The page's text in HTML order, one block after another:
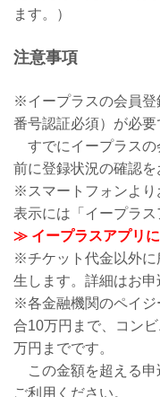
ます。）
注意事項
※イープラスの会員登
番号認証必須）が必要
すでにイープラスの
前に登録状況の確認を
※スマートフォンより
表示には「イープラス
≫ イープラスアプリに
※チケット代金以外に
生します。詳細はお申
※各金融機関のペイジ
合10万円まで、コン
万円までです。
この金額を超える申
ご利用ください。